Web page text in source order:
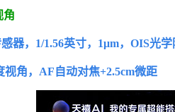
角
器，1/1.56英寸，1μm，OIS光学
视角，AF自动对焦+2.5cm微距